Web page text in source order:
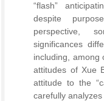
“flash”
despite
perspective,
significances
including, among
attitudes of Xue
attitude to the
carefully